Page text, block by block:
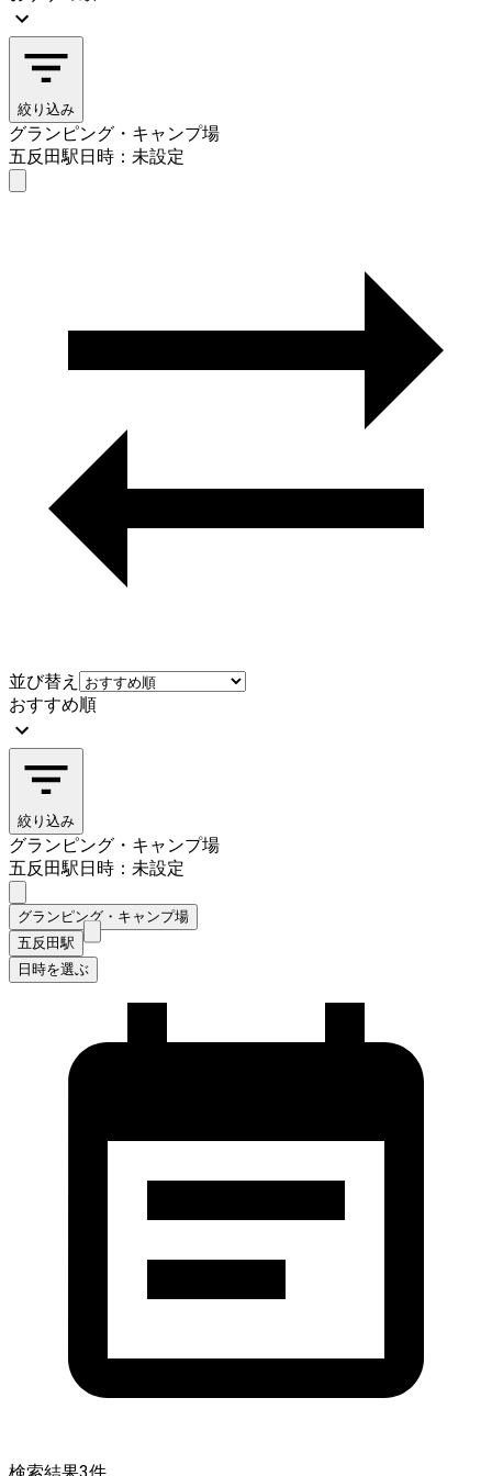
絞り込み
グランピング・キャンプ場
五反田駅日時：未設定
並び替え
おすすめ順
絞り込み
グランピング・キャンプ場
五反田駅日時：未設定
グランピング・キャンプ場
五反田駅
日時を選ぶ